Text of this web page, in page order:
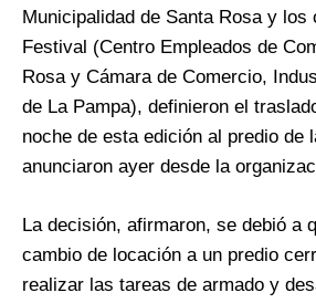
Municipalidad de Santa Rosa y los
Festival (Centro Empleados de
Rosa y Cámara de Comercio,
de La Pampa), definieron el
noche de esta edición al predio de
anunciaron ayer desde la
La decisión, afirmaron, se debió a
cambio de locación a un predio
realizar las tareas de armado y